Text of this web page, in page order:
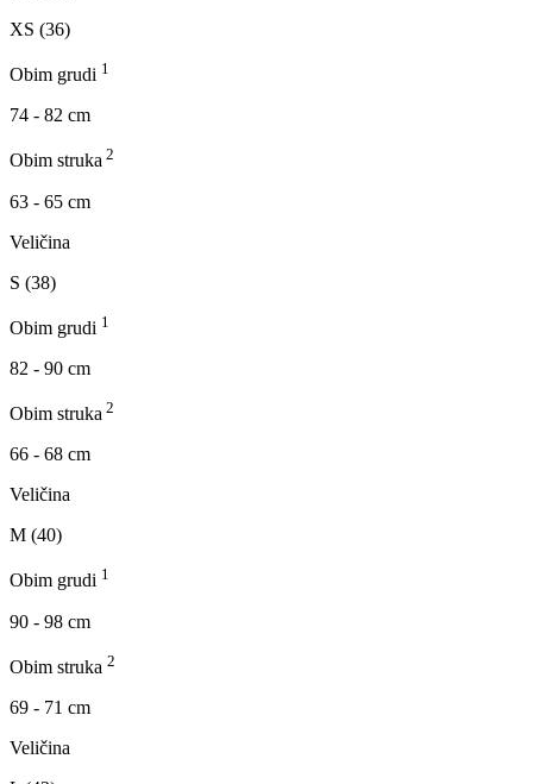
XS (36)
Obim grudi 1
74 - 82 cm
Obim struka 2
63 - 65 cm
Veličina
S (38)
Obim grudi 1
82 - 90 cm
Obim struka 2
66 - 68 cm
Veličina
M (40)
Obim grudi 1
90 - 98 cm
Obim struka 2
69 - 71 cm
Veličina